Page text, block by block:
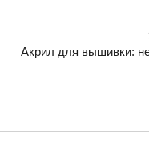
Акрил для вышивки: